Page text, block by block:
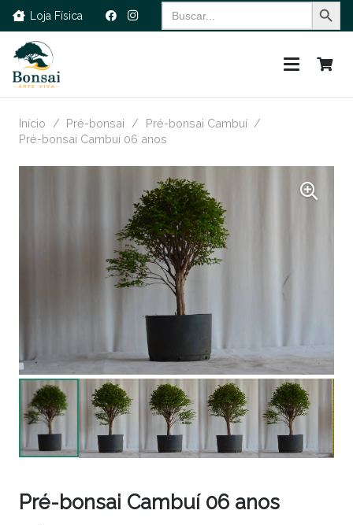
Loja Física
Search
for:
Início / Pré-bonsai / Pré-bonsai Cambuí /
Pré-bonsai Cambuí 06 anos
Pré-bonsai Cambuí 06 anos